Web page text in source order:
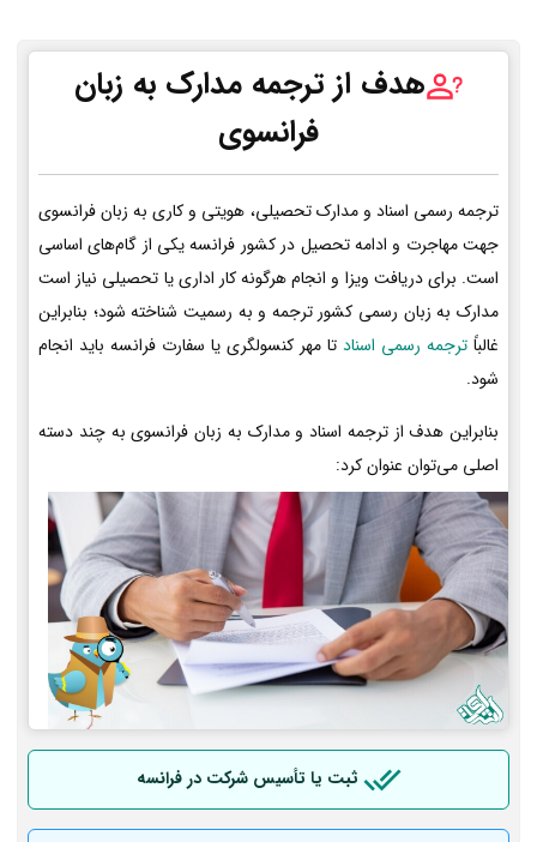
هدف از ترجمه مدارک به زبان
فرانسوی
ترجمه رسمی اسناد و مدارک تحصیلی، هویتی و کاری به زبان فرانسوی
جهت مهاجرت و ادامه تحصیل در کشور فرانسه یکی از گام‌های اساسی
است. برای دریافت ویزا و انجام هرگونه کار اداری یا تحصیلی نیاز است
مدارک به زبان رسمی کشور ترجمه و به رسمیت شناخته شود؛ بنابراین
غالباً ترجمه رسمی اسناد تا مهر کنسولگری یا سفارت فرانسه باید انجام
شود.
بنابراین هدف از ترجمه اسناد و مدارک به زبان فرانسوی به چند دسته
اصلی می‌توان عنوان کرد:
ثبت یا تأسیس شرکت در فرانسه